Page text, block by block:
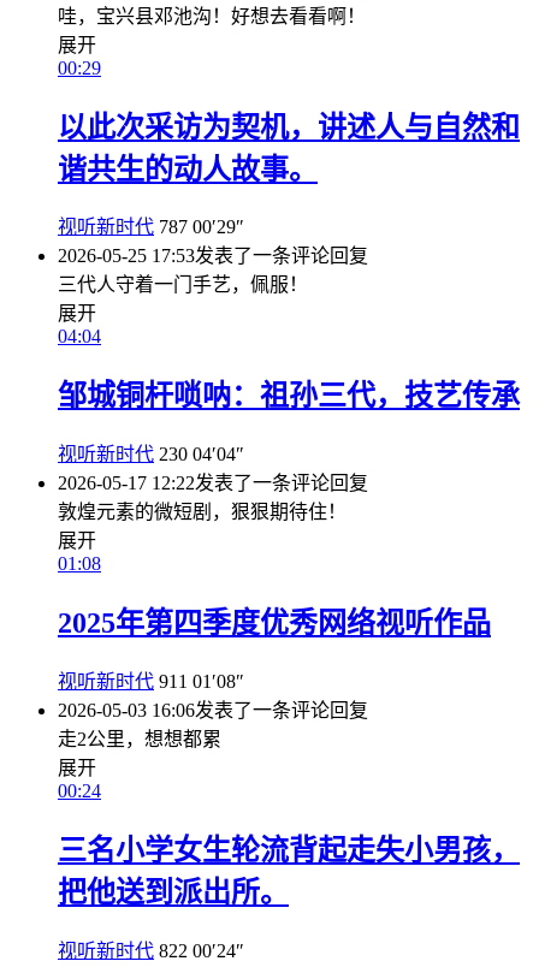
哇，宝兴县邓池沟！好想去看看啊！
展开
00:29
以此次采访为契机，讲述人与自然和
谐共生的动人故事。
视听新时代 787 00′29″
2026-05-25 17:53发表了一条评论回复
三代人守着一门手艺，佩服！
展开
04:04
邹城铜杆唢呐：祖孙三代，技艺传承
视听新时代 230 04′04″
2026-05-17 12:22发表了一条评论回复
敦煌元素的微短剧，狠狠期待住！
展开
01:08
2025年第四季度优秀网络视听作品
视听新时代 911 01′08″
2026-05-03 16:06发表了一条评论回复
走2公里，想想都累
展开
00:24
三名小学女生轮流背起走失小男孩，
把他送到派出所。
视听新时代 822 00′24″